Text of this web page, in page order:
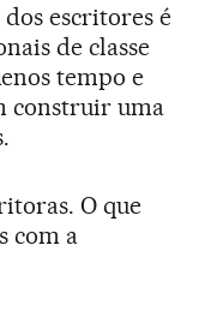
escritores é
de classe
tempo e
construir uma
O que
com a